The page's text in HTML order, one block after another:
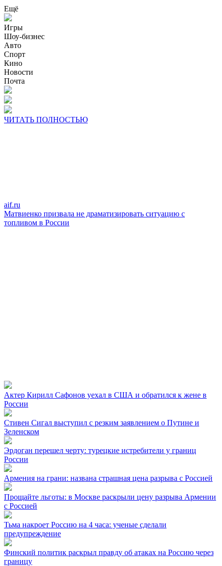
Ещё
Игры
Шоу-бизнес
Авто
Спорт
Кино
Новости
Почта
ЧИТАТЬ ПОЛНОСТЬЮ
aif.ru
Матвиенко призвала не драматизировать ситуацию с
топливом в России
Актер Кирилл Сафонов уехал в США и обратился к жене в
России
Стивен Сигал выступил с резким заявлением о Путине и
Зеленском
Эрдоган перешел черту: турецкие истребители у границ
России
Армения на грани: названа страшная цена разрыва с Россией
Прощайте льготы: в Москве раскрыли цену разрыва Армении
с Россией
Тьма накроет Россию на 4 часа: ученые сделали
предупреждение
Финский политик раскрыл правду об атаках на Россию через
границу